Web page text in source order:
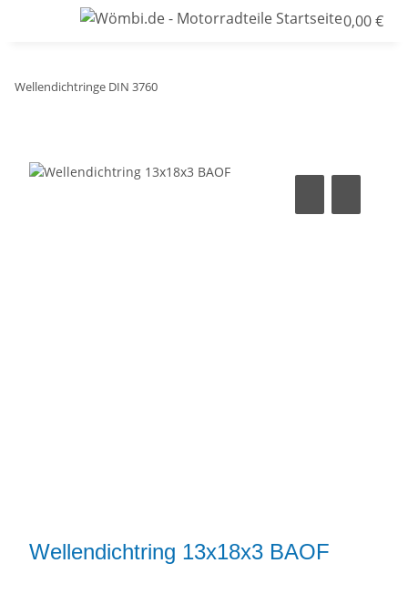
0,00 €
Wellendichtringe DIN 3760
Wellendichtring 13x18x3 BAOF